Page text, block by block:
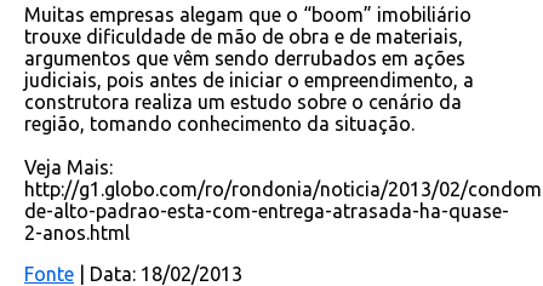
Muitas empresas alegam que o “boom” imobiliário
trouxe dificuldade de mão de obra e de materiais,
argumentos que vêm sendo derrubados em ações
judiciais, pois antes de iniciar o empreendimento, a
construtora realiza um estudo sobre o cenário da
região, tomando conhecimento da situação.
Veja Mais:
http://g1.globo.com/ro/rondonia/noticia/2013/02/
de-alto-padrao-esta-com-entrega-atrasada-ha-quase-
2-anos.html
Fonte | Data: 18/02/2013